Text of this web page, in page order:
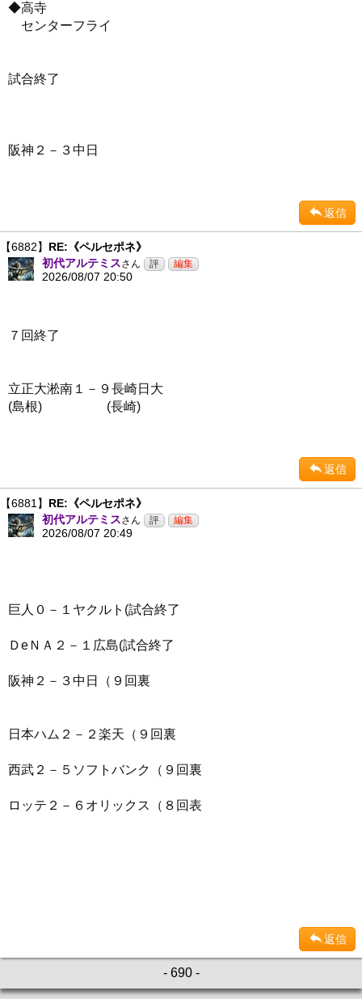
◆高寺
センターフライ
試合終了
阪神２－３中日
返信
【6882】 RE:《ペルセポネ》
初代アルテミスさん
2026/08/07 20:50
７回終了
立正大淞南１－９長崎日大
(島根) (長崎)
返信
【6881】 RE:《ペルセポネ》
初代アルテミスさん
2026/08/07 20:49
巨人０－１ヤクルト(試合終了
ＤeＮＡ２－１広島(試合終了
阪神２－３中日（９回裏
日本ハム２－２楽天（９回裏
西武２－５ソフトバンク（９回裏
ロッテ２－６オリックス（８回表
返信
- 690 -